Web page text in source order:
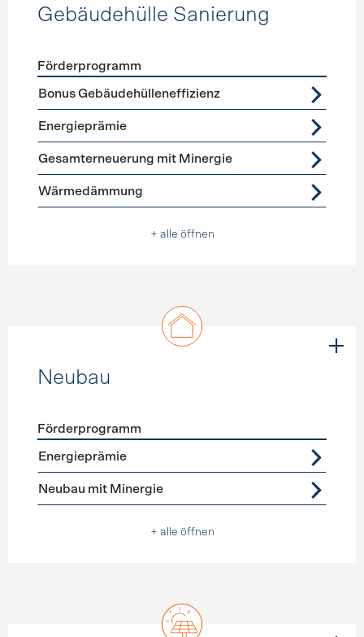
Gebäudehülle Sanierung
Förderprogramme Gebäudehülle Sanierung
Förderprogramm
Bonus Gebäudehülleneffizienz
Energieprämie
Gesamterneuerung mit Minergie
Wärmedämmung
+ alle öffnen
Neubau
Förderprogramme
Förderprogramm
Energieprämie
Neubau mit Minergie
+ alle öffnen